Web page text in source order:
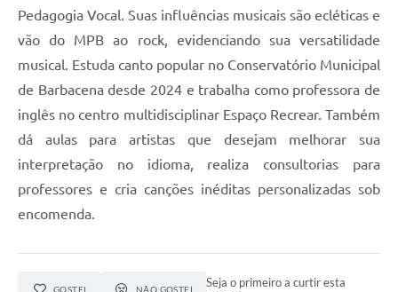
Pedagogia Vocal. Suas influências musicais são ecléticas e
vão do MPB ao rock, evidenciando sua versatilidade
musical. Estuda canto popular no Conservatório Municipal
de Barbacena desde 2024 e trabalha como professora de
inglês no centro multidisciplinar Espaço Recrear. Também
dá aulas para artistas que desejam melhorar sua
interpretação no idioma, realiza consultorias para
professores e cria canções inéditas personalizadas sob
encomenda.
GOSTEI NÃO GOSTEI
Seja o primeiro a curtir esta